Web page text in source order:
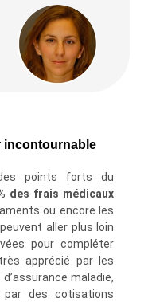
incontournable
des points forts du
des frais médicaux
ou encore les
aller plus loin
pour compléter
apprécié par les
maladie,
par des cotisations